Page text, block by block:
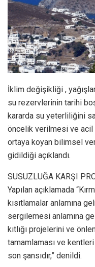
İklim değişikliği ,
su rezervlerinin tarihi
kararda su yeterliliğini
öncelik verilmesi ve acil
ortaya koyan bilimsel
gidildiği açıklandı.
SUSUZLUĞA KARŞI
Yapılan açıklamada
kısıtlamalar anlamına
sergilemesi anlamına
kıtlığı projelerini ve
tamamlaması ve
son şansıdır,” denildi.